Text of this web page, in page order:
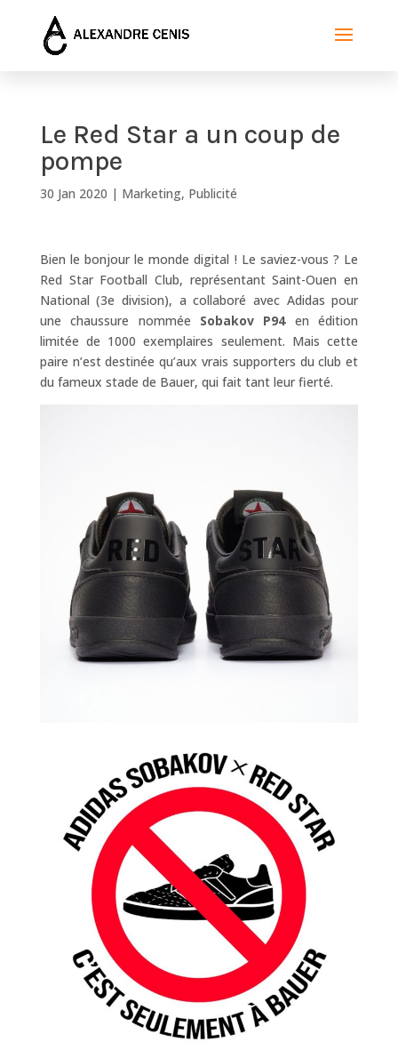
Le Red Star a un coup de
pompe
30 Jan 2020 | Marketing, Publicité
Bien le bonjour le monde digital ! Le saviez-vous ? Le
Red Star Football Club, représentant Saint-Ouen en
National (3e division), a collaboré avec Adidas pour
une chaussure nommée Sobakov P94en édition
limitée de 1000 exemplaires seulement. Mais cette
paire n’est destinée qu’aux vrais supporters du club et
du fameux stade de Bauer, qui fait tant leur fierté.